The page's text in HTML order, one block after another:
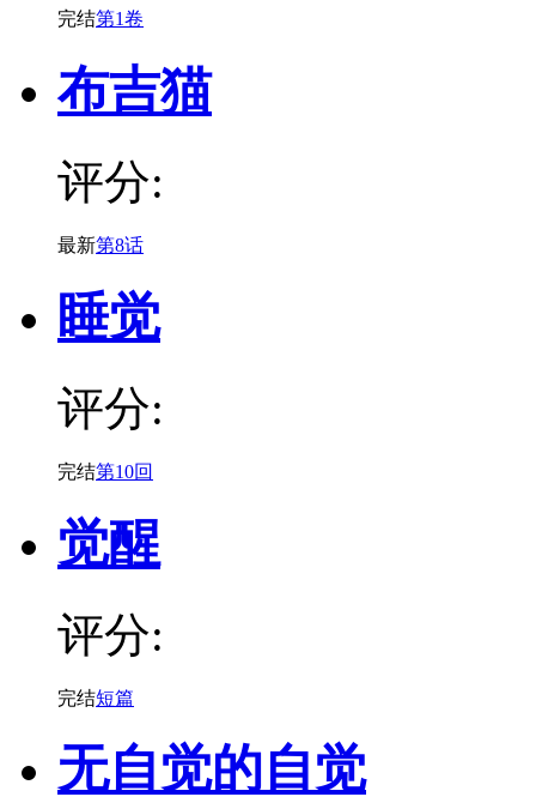
完结第1卷
布吉猫
评分:
最新第8话
睡觉
评分:
完结第10回
觉醒
评分:
完结短篇
无自觉的自觉